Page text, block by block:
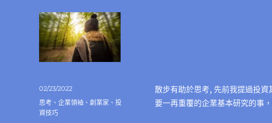
散步有助於思考, 先前我提過投
要一再重覆的企業基本研究的事
發
佈
日
02/23/2022
分
類
思考 、企業領袖 、創業家 、投
資技巧